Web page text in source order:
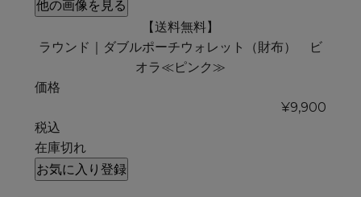
他の画像を見る
【送料無料】
ラウンド｜ダブルポーチウォレット（財布） ビ
オラ≪ピンク≫
価格
¥9,900
税込
在庫切れ
お気に入り登録